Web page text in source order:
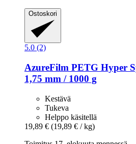
Ostoskori
5.0 (2)
AzureFilm PETG Hyper
1,75 mm / 1000 g
Kestävä
Tukeva
Helppo käsitellä
19,89 € (19,89 € / kg)